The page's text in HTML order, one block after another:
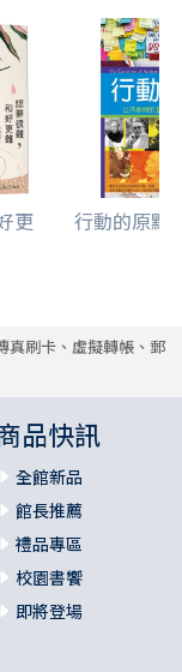
更 行動的原點
真刷卡、虛擬轉帳、郵
品快訊
全館新品
館長推薦
禮品專區
校園書饗
即將登場